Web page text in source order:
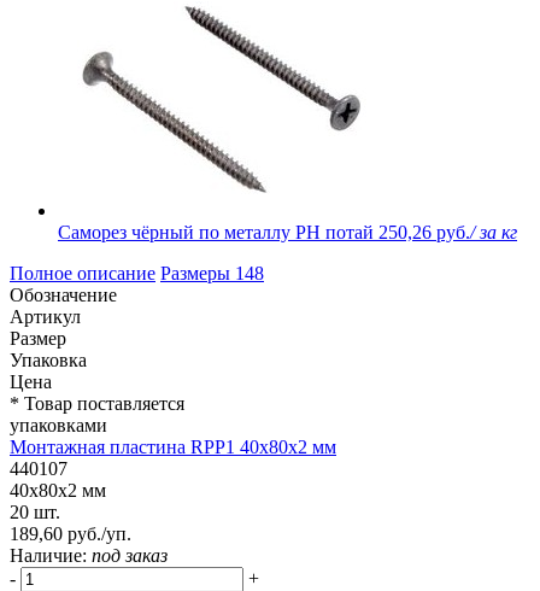
Саморез чёрный по металлу PH потай 250,26 руб./ за кг
Полное описание Размеры 148
Обозначение
Артикул
Размер
Упаковка
Цена
* Товар поставляется
упаковками
Монтажная пластина RPP1 40x80x2 мм
440107
40x80x2 мм
20 шт.
189,60 руб./уп.
Наличие: под заказ
-
+